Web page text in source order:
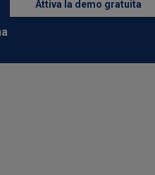
Attiva la demo gratuita